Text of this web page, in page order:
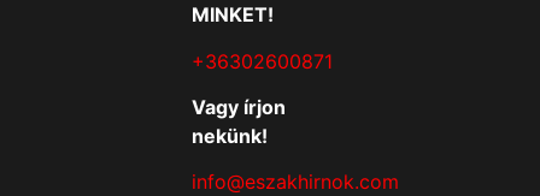
MINKET!
+36302600871
Vagy írjon
nekünk!
info@eszakhirnok.com